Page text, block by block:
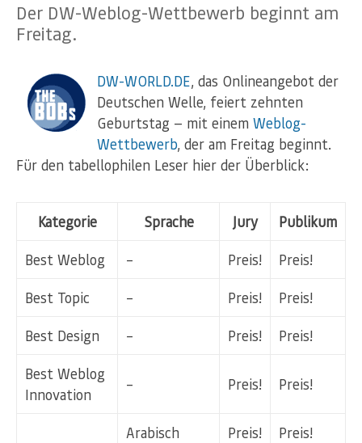
Der DW-Weblog-Wettbewerb beginnt am
Freitag.
DW-WORLD.DE, das Onlineangebot der
Deutschen Welle, feiert zehnten
Geburtstag — mit einem Weblog-
Wettbewerb, der am Freitag beginnt.
Für den tabellophilen Leser hier der Überblick:
Kategorie Sprache Jury Publikum
Best Weblog – Preis! Preis!
Best Topic – Preis! Preis!
Best Design – Preis! Preis!
Best Weblog
Innovation
– Preis! Preis!
Arabisch Preis! Preis!